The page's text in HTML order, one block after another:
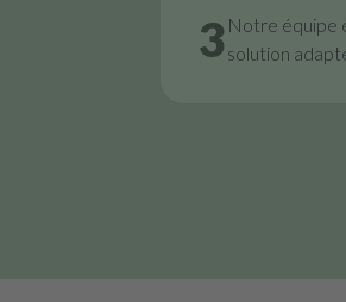
3 Notre équipe
solution